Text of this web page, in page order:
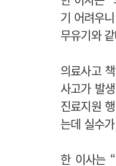
기 어려우
무유기와
의료사고
사고가 발
진료지원
는데 실수
한 이사는